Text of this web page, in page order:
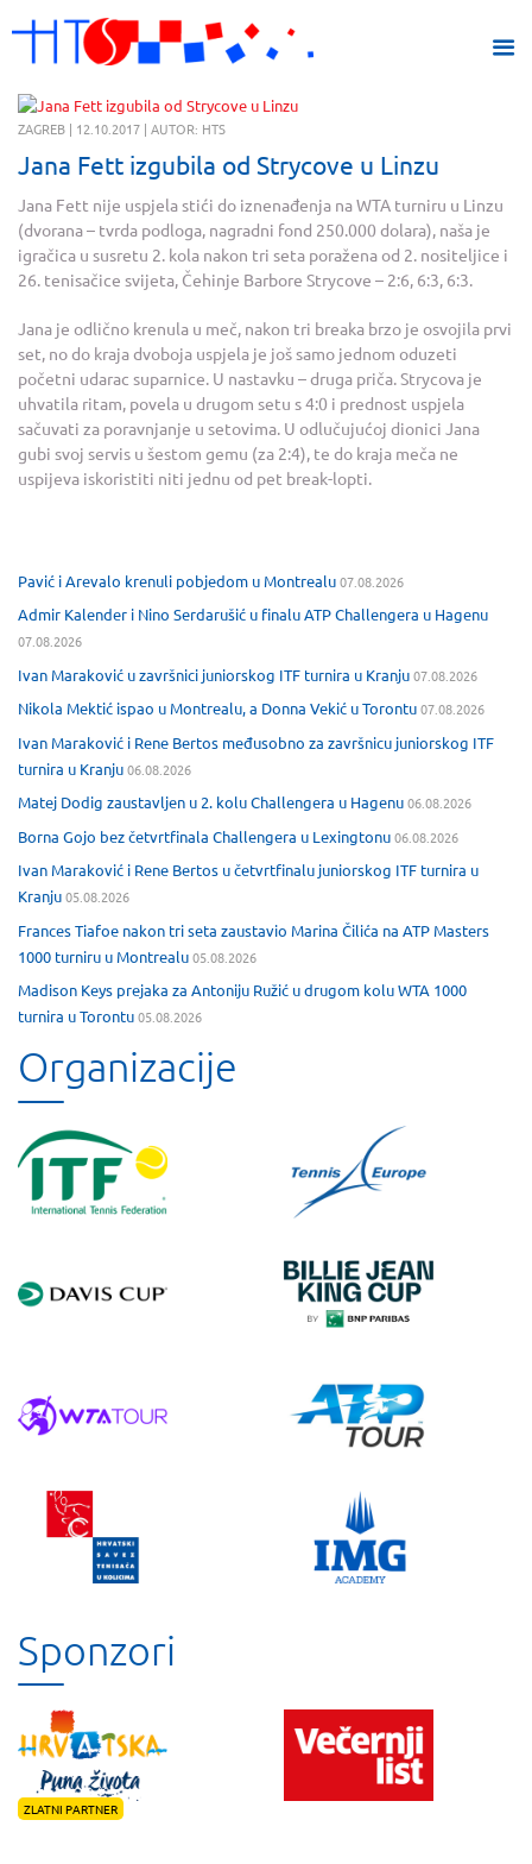
ZAGREB | 12.10.2017 | AUTOR: HTS
Jana Fett izgubila od Strycove u Linzu
Jana Fett nije uspjela stići do iznenađenja na WTA turniru u Linzu
(dvorana – tvrda podloga, nagradni fond 250.000 dolara), naša je
igračica u susretu 2. kola nakon tri seta poražena od 2. nositeljice i
26. tenisačice svijeta, Čehinje Barbore Strycove – 2:6, 6:3, 6:3.
Jana je odlično krenula u meč, nakon tri breaka brzo je osvojila prvi
set, no do kraja dvoboja uspjela je još samo jednom oduzeti
početni udarac suparnice. U nastavku – druga priča. Strycova je
uhvatila ritam, povela u drugom setu s 4:0 i prednost uspjela
sačuvati za poravnjanje u setovima. U odlučujućoj dionici Jana
gubi svoj servis u šestom gemu (za 2:4), te do kraja meča ne
uspijeva iskoristiti niti jednu od pet break-lopti.
Pavić i Arevalo krenuli pobjedom u Montrealu07.08.2026
Admir Kalender i Nino Serdarušić u finalu ATP Challengera u Hagenu
07.08.2026
Ivan Maraković u završnici juniorskog ITF turnira u Kranju07.08.2026
Nikola Mektić ispao u Montrealu, a Donna Vekić u Torontu07.08.2026
Ivan Maraković i Rene Bertos međusobno za završnicu juniorskog ITF
turnira u Kranju06.08.2026
Matej Dodig zaustavljen u 2. kolu Challengera u Hagenu06.08.2026
Borna Gojo bez četvrtfinala Challengera u Lexingtonu06.08.2026
Ivan Maraković i Rene Bertos u četvrtfinalu juniorskog ITF turnira u
Kranju05.08.2026
Frances Tiafoe nakon tri seta zaustavio Marina Čilića na ATP Masters
1000 turniru u Montrealu05.08.2026
Madison Keys prejaka za Antoniju Ružić u drugom kolu WTA 1000
turnira u Torontu05.08.2026
Organizacije
Sponzori
ZLATNI PARTNER